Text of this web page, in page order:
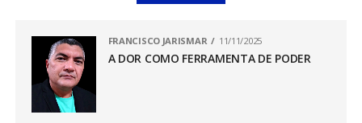
FRANCISCO JARISMAR 11/11/2025
A DOR COMO FERRAMENTA DE PODER